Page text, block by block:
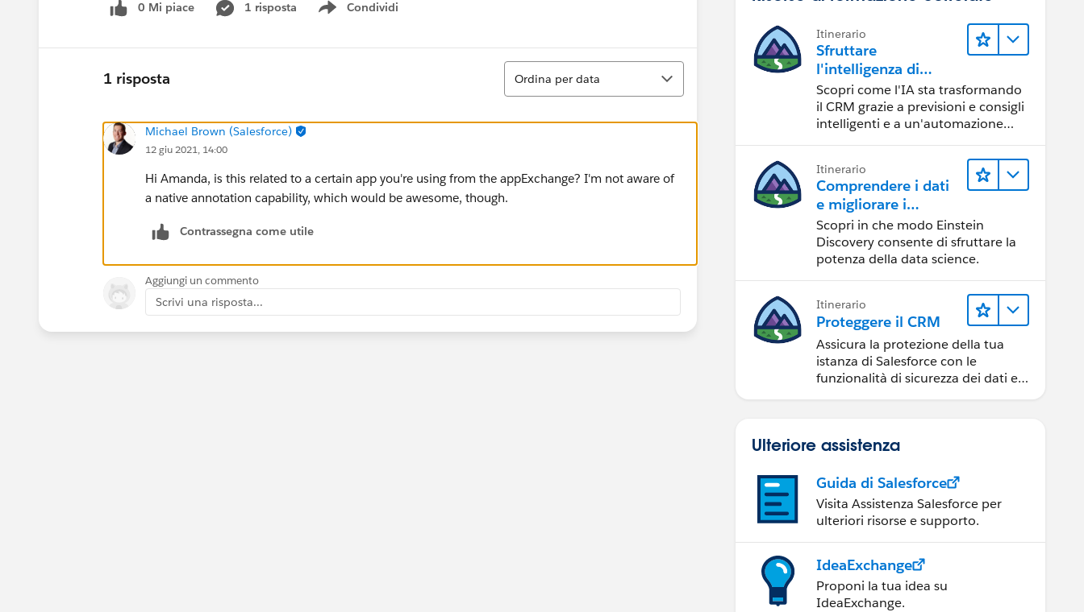
0 Mi piace 1 risposta Condividi
Show menu
1 risposta
Ordina
Ordina per data
Michael Brown (Salesforce)
12 giu 2021, 14:00
Hi Amanda, is this related to a certain app you're using from the appExchange? I'm not aware of
a native annotation capability, which would be awesome, though.
Contrassegna come utile
Aggiungi un commento
Scrivi una risposta...
Itinerario
Sfruttare
l'intelligenza di
Salesforce Einstein
Scopri come l'IA sta trasformando
il CRM grazie a previsioni e consigli
intelligenti e a un'automazione
Itinerario
Comprendere i dati
e migliorare i
risultati con Einstein
Discovery
Scopri in che modo Einstein
Discovery consente di sfruttare la
potenza della data science.
Itinerario
Proteggere il CRM
Assicura la protezione della tua
istanza di Salesforce con le
funzionalità di sicurezza dei dati e
Ulteriore assistenza
Guida di Salesforce
Visita Assistenza Salesforce per
ulteriori risorse e supporto.
IdeaExchange
Proponi la tua idea su
IdeaExchange.